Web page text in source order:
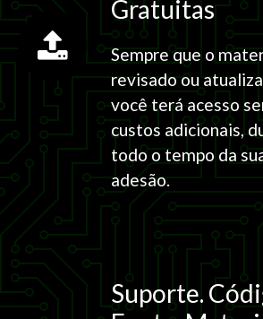
Gratuitas
Sempre que o
revisado ou
você terá acesso
custos adicionais,
todo o tempo da
adesão.
Suporte.